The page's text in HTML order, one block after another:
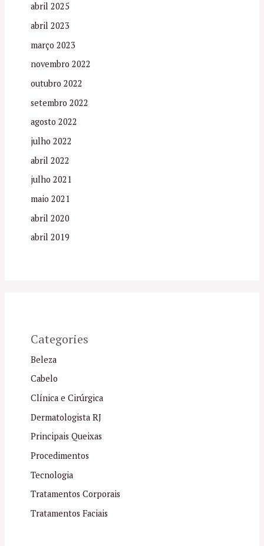
abril 2025
abril 2023
março 2023
novembro 2022
outubro 2022
setembro 2022
agosto 2022
julho 2022
abril 2022
julho 2021
maio 2021
abril 2020
abril 2019
Categories
Beleza
Cabelo
Clínica e Cirúrgica
Dermatologista RJ
Principais Queixas
Procedimentos
Tecnologia
Tratamentos Corporais
Tratamentos Faciais